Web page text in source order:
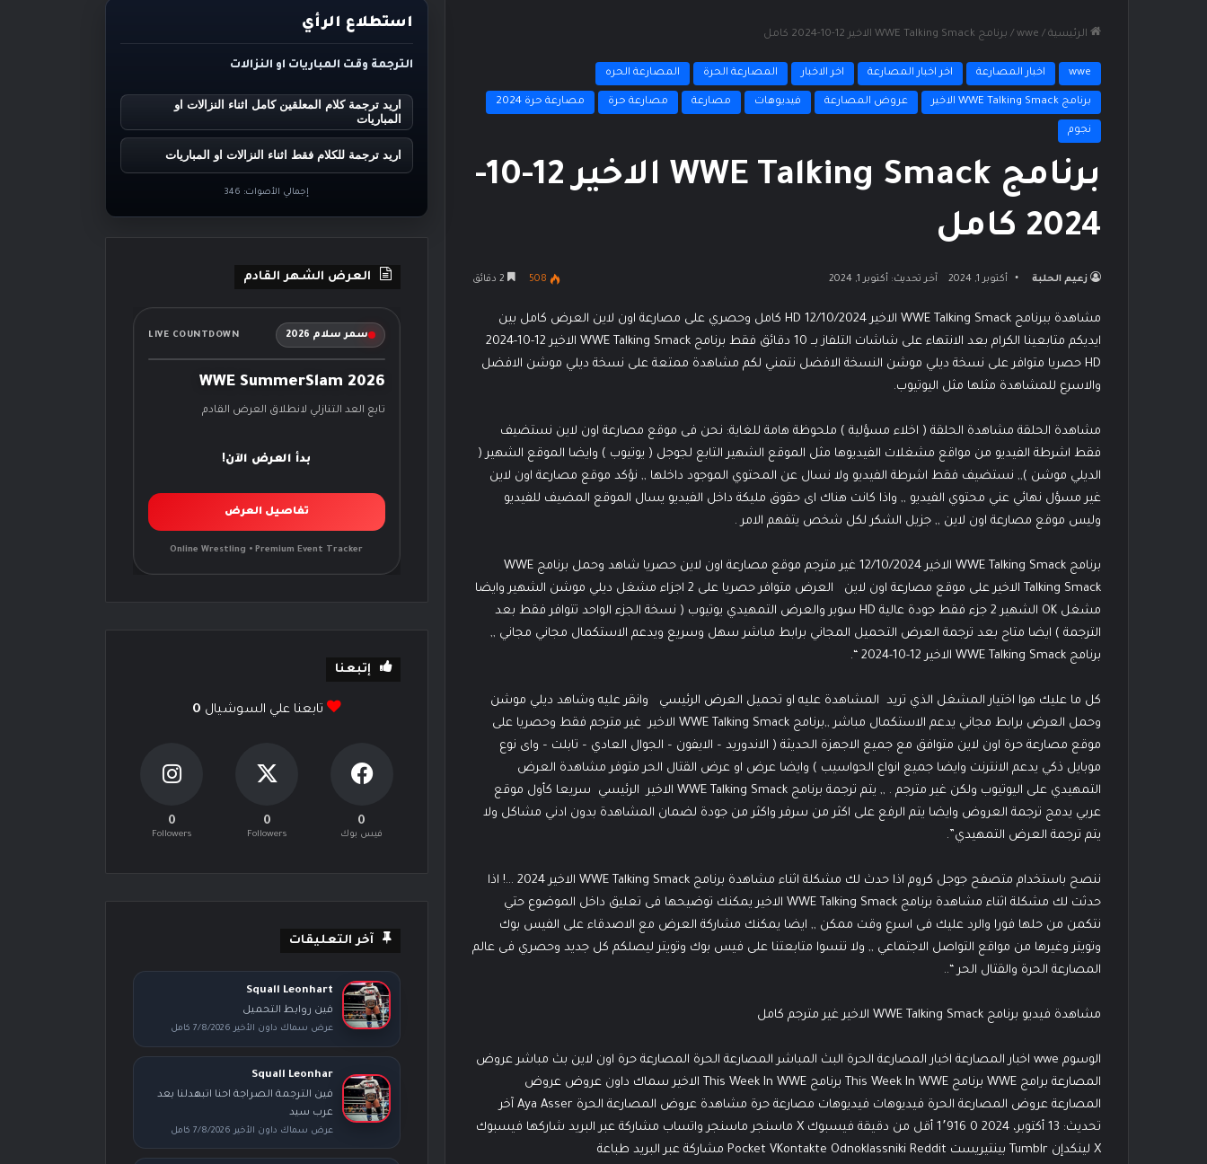
الرئيسية /
wwe
/ برنامج WWE Talking Smack الاخير 12-10-2024 كامل
wwe اخبار المصارعة اخر اخبار المصارعة اخر الاخبار المصارعة الحرة المصارعة الحره
برنامج WWE Talking Smack الاخير عروض المصارعة فيديوهات مصارعة مصارعة حرة مصارعة حرة 2024
نجوم
برنامج WWE Talking Smack الاخير 12-10-
2024 كامل
زعيم الحلبة أكتوبر 1, 2024 آخر تحديث: أكتوبر 1, 2024 508
مشاهدة ببرنامج WWE Talking Smack الاخير 12/10/2024 HD كامل وحصري على مصارعة اون لاين العرض كامل بين
ايديكم متابعينا الكرام بعد الانتهاء على شاشات التلفاز بــ 10 دقائق فقط برنامج WWE Talking Smack الاخير 12-10-2024
HD حصريا متوافر على نسخة ديلي موشن النسخة الافضل نتمني لكم مشاهدة ممتعة على نسخة ديلي موشن الافضل
والاسرع للمشاهدة مثلها مثل اليوتيوب.
مشاهدة الحلقة مشاهدة الحلقة ( اخلاء مسؤلية ) ملحوظة هامة للغاية: نحن فى موقع مصارعة اون لاين نستضيف
فقط اشرطة الفيديو من مواقع مشغلات الفيديوها مثل الموقع الشهير التابع لجوجل ( يوتيوب ) وايضا الموقع الشهير (
الديلي موشن ),, نستضيف فقط اشرطة الفيديو ولا نسال عن المحتوي الموجود داخلها ,, نؤكد موقع مصارعة اون لاين
غير مسؤل نهائي عني محتوي الفيديو ,, واذا كانت هناك اى حقوق مليكة داخل الفيديو يسال الموقع المضيف للفيديو
وليس موقع مصارعة اون لاين ,, جزيل الشكر لكل شخص يتفهم الامر .
برنامج WWE Talking Smack الاخير 12/10/2024 غير مترجم موقع مصارعة اون لاين حصريا شاهد وحمل برنامج WWE
Talking Smack الاخير على موقع مصارعة اون لاين العرض متوافر حصريا على 2 اجزاء مشغل ديلي موشن الشهير وايضا
مشغل OK الشهير 2 جزء فقط جودة عالية HD سوبر والعرض التمهيدي يوتيوب ( نسخة الجزء الواحد تتوافر فقط بعد
الترجمة ) ايضا متاح بعد ترجمة العرض التحميل المجاني برابط مباشر سهل وسريع ويدعم الاستكمال مجاني مجاني ,,
برنامج WWE Talking Smack الاخير 12-10-2024 “.
كل ما عليك هوا اختيار المشغل الذي تريد المشاهدة عليه او تحميل العرض الرئيسي وانقر عليه وشاهد ديلي موشن
وحمل العرض برابط مجاني يدعم الاستكمال مباشر ,,برنامج WWE Talking Smack الاخير غير مترجم فقط وحصريا على
موقع مصارعة حرة اون لاين متوافق مع جميع الاجهزة الحديثة ( الاندوريد – الايفون – الجوال العادي – تابلت – واى نوع
موبايل ذكي يدعم الانترنت وايضا جميع انواع الحواسيب ) وايضا عرض او عرض القتال الحر متوفر مشاهدة العرض
التمهيدي على اليوتيوب ولكن غير مترجم . ,, يتم ترجمة برنامج WWE Talking Smack الاخير الرئيسي سريعا كأول موقع
عربي يدمج ترجمة العروض وايضا يتم الرفع على اكثر من سرفر واكثر من جودة لضمان المشاهدة بدون ادني مشاكل ولا
يتم ترجمة العرض التمهيدي”.
ننصح باستخدام متصفح جوجل كروم اذا حدث لك مشكلة اثناء مشاهدة برنامج WWE Talking Smack الاخير 2024 …! اذا
حدثت لك مشكلة اثناء مشاهدة برنامج WWE Talking Smack الاخير يمكنك توضيحها فى تعليق داخل الموضوع حتي
نتكمن من حلها فورا والرد عليك فى اسرع وقت ممكن ,, ايضا يمكنك مشاركة العرض مع الاصدقاء على الفيس بوك
وتويتر وغيرها من مواقع التواصل الاجتماعي ,, ولا تنسوا متابعتنا على فيس بوك وتويتر ليصلكم كل جديد وحصري فى عالم
المصارعة الحرة والقتال الحر “..
مشاهدة فيديو برنامج WWE Talking Smack الاخير غير مترجم كامل
الوسوم wwe اخبار المصارعة اخبار المصارعة الحرة البث المباشر المصارعة الحرة المصارعة حرة اون لاين بث مباشر عروض
المصارعة برامج WWE برنامج This Week In WWE برنامج This Week In WWE الاخير سماك داون عروض عروض
المصارعة عروض المصارعة الحرة فيديوهات فيديوهات مصارعة حرة مشاهدة عروض المصارعة الحرة Aya Asser آخر
تحديث: 13 أكتوبر، 2024 0 1٬916 أقل من دقيقة فيسبوك ‫X ماسنجر ماسنجر واتساب مشاركة عبر البريد شاركها فيسبوك
‫X لينكدإن ‏Tumblr بينتيريست ‏Reddit ‏VKontakte Odnoklassniki ‫Pocket مشاركة عبر البريد طباعة
استطلاع الرأي
الترجمة وقت المباريات او النزالات
اريد ترجمة كلام المعلقين كامل اثناء النزالات او
المباريات
اريد ترجمة للكلام فقط اثناء النزالات او المباريات
إجمالي الأصوات: 346
العرض الشهر القادم
سمر سلام 2026 LIVE COUNTDOWN
WWE SummerSlam 2026
تابع العد التنازلي لانطلاق العرض القادم
بدأ العرض الآن!
تفاصيل العرض
Online Wrestling • Premium Event Tracker
إتبعنا
تابعنا علي السوشيال 0
0
فيس بوك
0
Followers
0
Followers
آخر التعليقات
Squall Leonhart
فين روابط التحميل
عرض سماك داون الأخير 7/8/2026 كامل
Squall Leonhar
فين الترجمة الصراجة احنا اتبهدلنا بعد
عرب سيد
عرض سماك داون الأخير 7/8/2026 كامل